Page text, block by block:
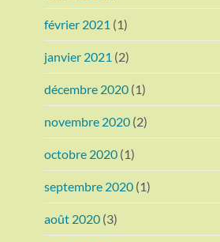
février 2021 (1)
janvier 2021 (2)
décembre 2020 (1)
novembre 2020 (2)
octobre 2020 (1)
septembre 2020 (1)
août 2020 (3)